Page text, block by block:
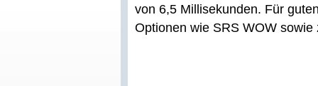
von 6,5 Millisekunden. Für
Optionen wie SRS WOW